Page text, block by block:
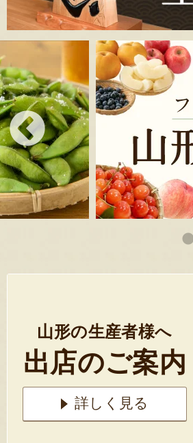
山形の生産者様へ
出店のご案内
詳しく見る